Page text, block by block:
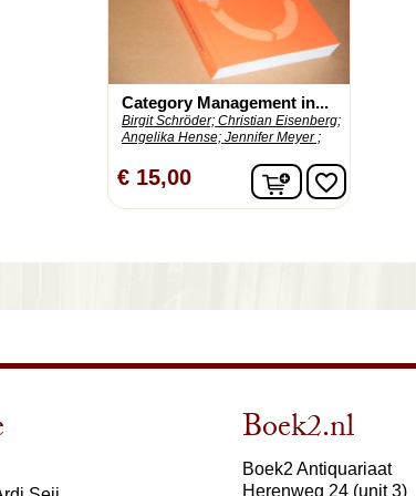
Category Management in...
Birgit Schröder; Christian Eisenberg;
Angelika Hense; Jennifer Meyer ;
€ 15,00 In winkelwagen
favorite_border
Boek2.nl
Boek2 Antiquariaat
Herenweg 24 (unit 3)